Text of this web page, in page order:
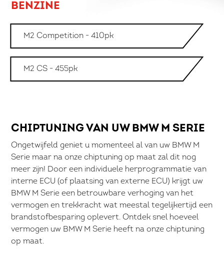
BENZINE
M2 Competition - 410pk
M2 CS - 455pk
CHIPTUNING VAN UW BMW M SERIE
Ongetwijfeld geniet u momenteel al van uw BMW M
Serie maar na onze chiptuning op maat zal dit nog
meer zijn! Door een individuele herprogrammatie van
interne ECU (of plaatsing van externe ECU) krijgt uw
BMW M Serie een betrouwbare verhoging van het
vermogen en trekkracht wat meestal tegelijkertijd een
brandstofbesparing oplevert. Ontdek snel hoeveel
vermogen uw BMW M Serie heeft na onze chiptuning
op maat.